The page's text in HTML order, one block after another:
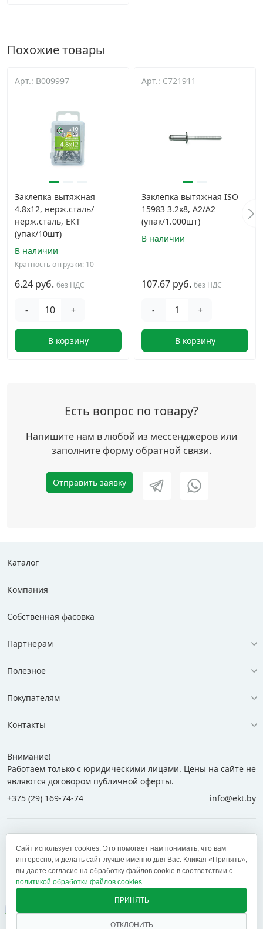
Похожие товары
Арт.: B009997
Заклепка вытяжная
4.8x12, нерж.сталь/
нерж.сталь, ЕКТ
(упак/10шт)
В наличии
Кратность отгрузки: 10
6.24 руб. без НДС
- +
В корзину
Арт.: C721911
Заклепка вытяжная ISO
15983 3.2х8, A2/A2
(упак/1.000шт)
В наличии
107.67 руб. без НДС
- +
В корзину
Есть вопрос по товару?
Напишите нам в любой из мессенджеров или
заполните форму обратной связи.
Отправить заявку
Каталог
Компания
Собственная фасовка
Партнерам
Полезное
Покупателям
Контакты
Внимание!
Работаем только с юридическими лицами. Цены на сайте не
являются договором публичной оферты.
+375 (29) 169-74-74
info@ekt.by
+375 (17) 269-74-74
zakaz@ekt.by
Оставить отзыв
Сайт использует cookies. Это помогает нам понимать, что вам
интересно, и делать сайт лучше именно для Вас. Кликая «Принять»,
вы даете согласие на обработку файлов cookie в соответствии с
политикой обработки файлов cookies.
ОТКЛОНИТЬ
ПРИНЯТЬ